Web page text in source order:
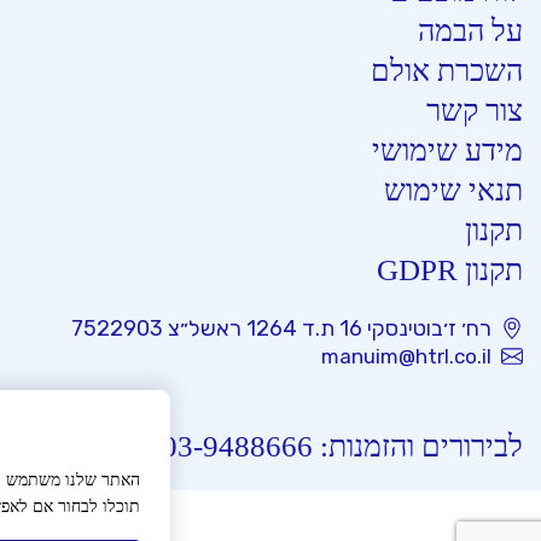
על הבמה
השכרת אולם
צור קשר
מידע שימושי
תנאי שימוש
תקנון
תקנון GDPR
רח׳ ז׳בוטינסקי 16 ת.ד 1264 ראשל״צ 7522903
manuim@htrl.co.il
לבירורים והזמנות: 03-9488666
האתר שלנו משתמש
תוכלו לבחור אם